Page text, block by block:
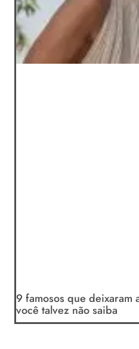
9 famosos que deixaram
você talvez não saiba